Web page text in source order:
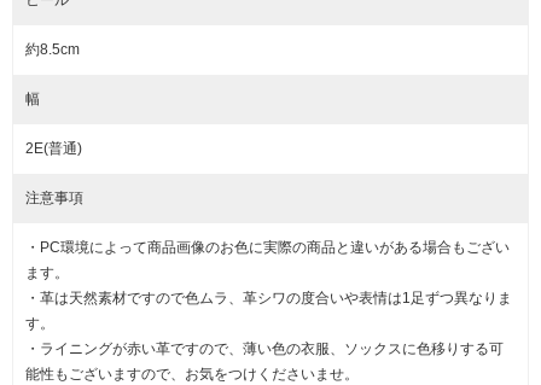
約8.5cm
幅
2E(普通)
注意事項
・PC環境によって商品画像のお色に実際の商品と違いがある場合もござい
ます。
・革は天然素材ですので色ムラ、革シワの度合いや表情は1足ずつ異なりま
す。
・ライニングが赤い革ですので、薄い色の衣服、ソックスに色移りする可
能性もございますので、お気をつけくださいませ。